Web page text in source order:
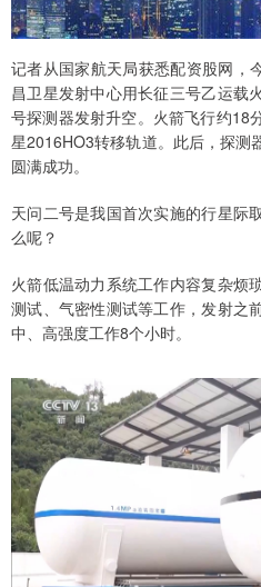
记者从国家航天局获悉配资股网，
昌卫星发射中心用长征三号乙运载
号探测器发射升空。火箭飞行约18
星2016HO3转移轨道。此后，探测
圆满成功。
天问二号是我国首次实施的行星际
么呢？
火箭低温动力系统工作内容复杂烦
测试、气密性测试等工作，发射之
中、高强度工作8个小时。